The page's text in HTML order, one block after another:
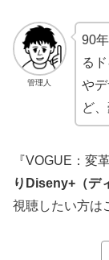
管理人
90
る
や
ど
『VOGUE：変
りDiseny+（デ
視聴したい方は